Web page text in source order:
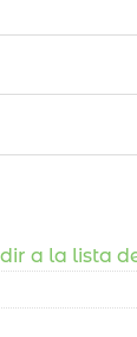
a la lista